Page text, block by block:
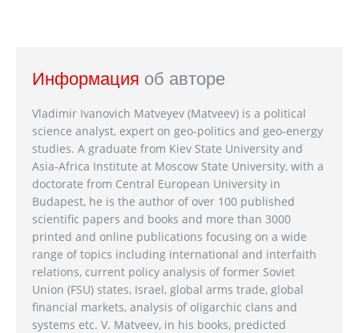
Информация об авторе
Vladimir Ivanovich Matveyev (Matveev) is a political
science analyst, expert on geo-politics and geo-energy
studies. A graduate from Kiev State University and
Asia-Africa Institute at Moscow State University, with a
doctorate from Central European University in
Budapest, he is the author of over 100 published
scientific papers and books and more than 3000
printed and online publications focusing on a wide
range of topics including international and interfaith
relations, current policy analysis of former Soviet
Union (FSU) states, Israel, global arms trade, global
financial markets, analysis of oligarchic clans and
systems etc. V. Matveev, in his books, predicted